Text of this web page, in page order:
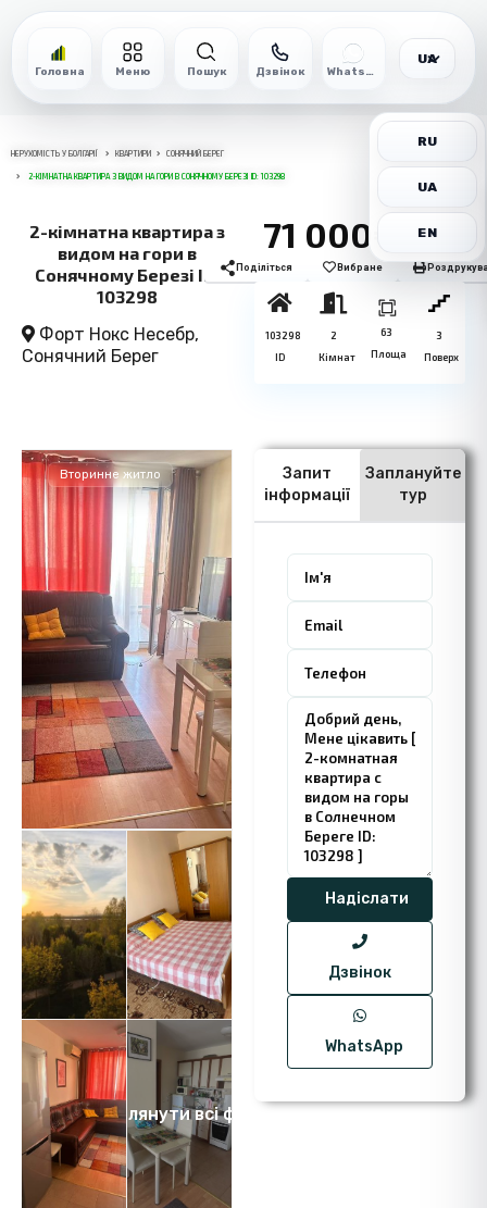
Головна Меню Пошук Дзвінок WhatsApp
UA
RU
UA
EN
НЕРУХОМІСТЬ У БОЛГАРІЇ КВАРТИРИ СОНЯЧНИЙ БЕРЕГ
2-КІМНАТНА КВАРТИРА З ВИДОМ НА ГОРИ В СОНЯЧНОМУ БЕРЕЗІ ID: 103298
2-кімнатна квартира з
видом на гори в
Сонячному Березі ID:
103298
Форт Нокс Несебр,
Сонячний Берег
71 000€
Поділіться Вибране
103298
ID
2
Кімнат
63
Площа
3
Поверх
Переглянути всі фото 8
Вторинне житло
Запит
інформації
Заплануйте
тур
Дзвінок
WhatsApp